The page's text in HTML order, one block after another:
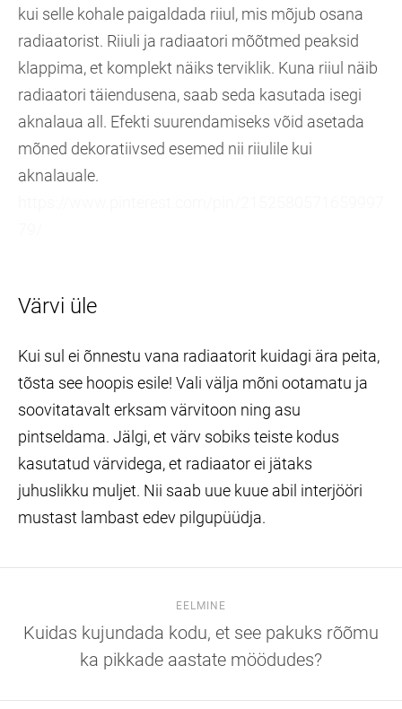
kui selle kohale paigaldada riiul, mis mõjub osana
radiaatorist. Riiuli ja radiaatori mõõtmed peaksid
klappima, et komplekt näiks terviklik. Kuna riiul näib
radiaatori täiendusena, saab seda kasutada isegi
aknalaua all. Efekti suurendamiseks võid asetada
mõned dekoratiivsed esemed nii riiulile kui
aknalauale.
Värvi üle
Kui sul ei õnnestu vana radiaatorit kuidagi ära peita,
tõsta see hoopis esile! Vali välja mõni ootamatu ja
soovitatavalt erksam värvitoon ning asu
pintseldama. Jälgi, et värv sobiks teiste kodus
kasutatud värvidega, et radiaator ei jätaks
juhuslikku muljet. Nii saab uue kuue abil interjööri
mustast lambast edev pilgupüüdja.
EELMINE
Kuidas kujundada kodu, et see pakuks rõõmu
ka pikkade aastate möödudes?